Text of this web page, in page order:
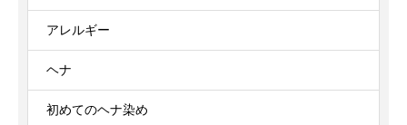
アレルギー
ヘナ
初めてのヘナ染め